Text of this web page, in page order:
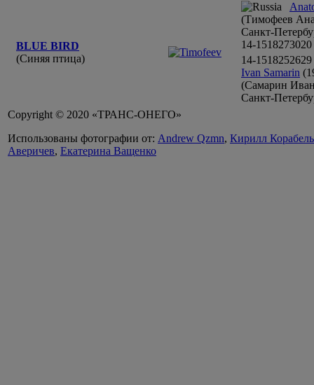
BLUE BIRD
(Синяя птица)
(Тимофеев
Санкт-
14-1518273020
14-1518252629
Ivan Samarin
(Самарин
Санкт-
Copyright © 2020 «ТРАНС-ОНЕГО»
Использованы фотографии от: Andrew Qzmn, Кирилл
Аверичев, Екатерина Ващенко